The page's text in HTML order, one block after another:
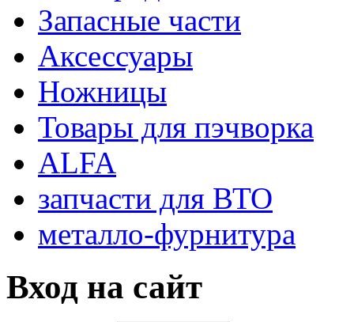
Запасные части
Аксессуары
Ножницы
Товары для пэчворка
ALFA
запчасти для ВТО
металло-фурнитура
Вход на сайт